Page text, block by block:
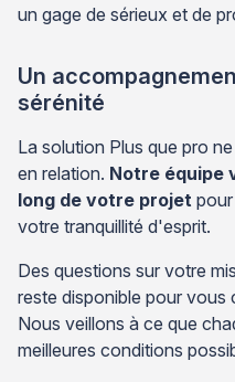
un gage de sérieux et de
Un
sérénité
La solution Plus que pro
en relation. Notre équipe
long de votre projet
votre tranquillité d'esprit.
Des questions sur votre
reste disponible pour vous
Nous veillons à ce que
meilleures conditions